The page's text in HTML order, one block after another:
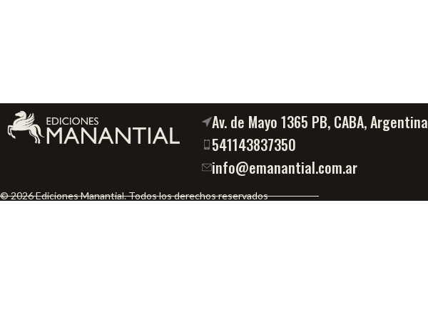
Av. de Mayo 1365 PB, CABA, Argentina
541143837350
info@emanantial.com.ar
© 2026 Ediciones Manantial. Todos los derechos reservados